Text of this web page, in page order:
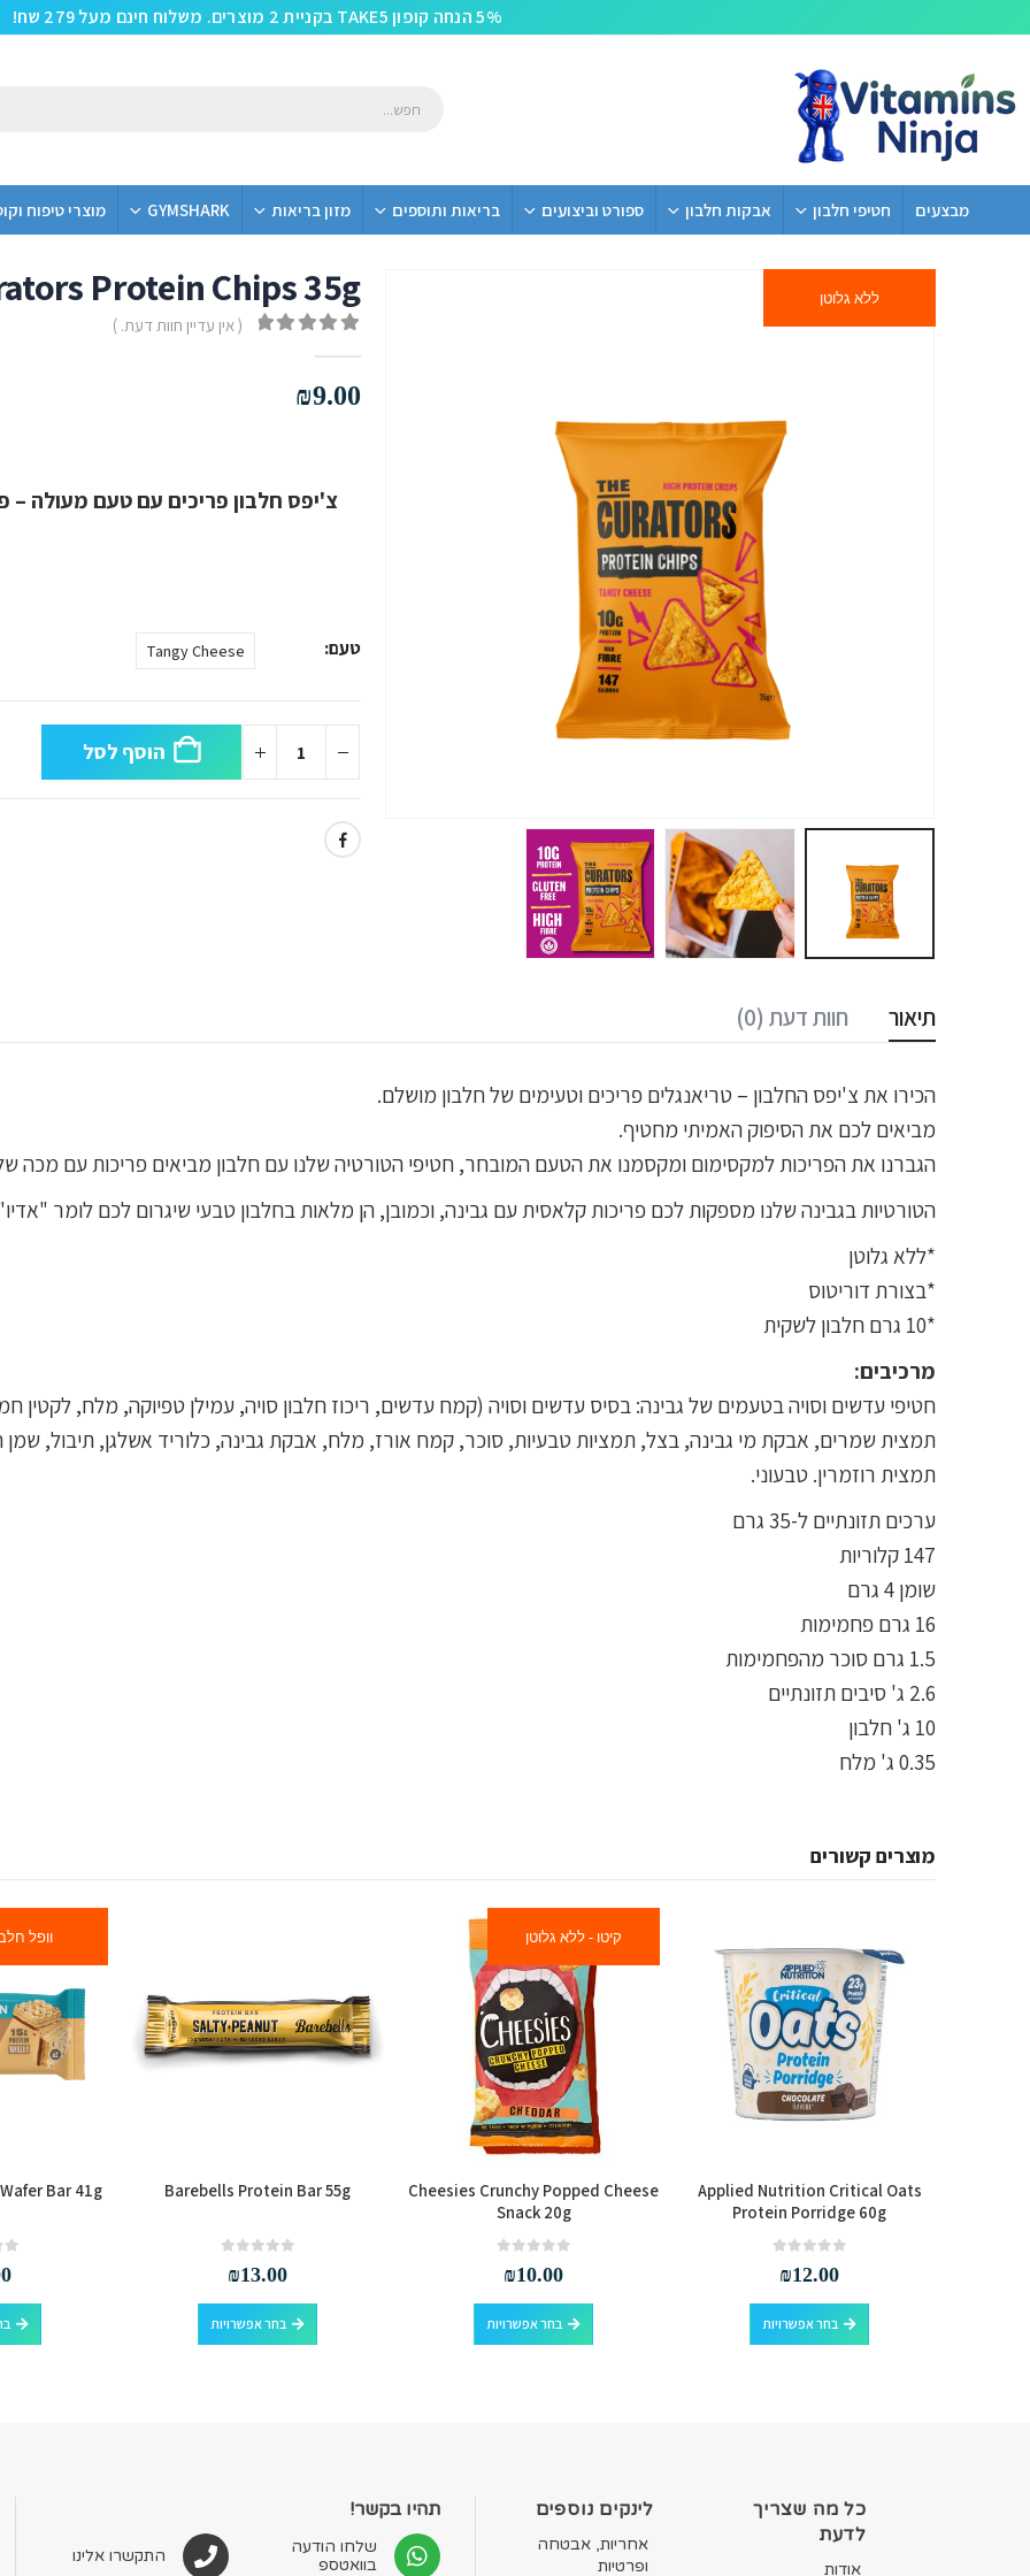
5% הנחה קופון TAKE5 בקניית 2 מוצרים. משלוח חינם מעל 279 שח!
מבצעים חטיפי חלבון אבקות חלבון ספורט וביצועים בריאות ותוספים מזון בריאות GYMSHARK מוצרי טיפוח
ללא גלוטן ללא גלוטן
Protein Chips 35g
( אין עדיין חוות דעת. )
₪9.00
צ'יפס חלבון פריכים עם טעם מעולה –
טעם Tangy Cheese
הוסף לסל
תיאור חוות דעת (0)
הכירו את צ'יפס החלבון – טריאנגלים פריכים וטעימים של חלבון מושלם.
מביאים לכם את הסיפוק האמיתי מחטיף.
הגברנו את הפריכות למקסימום ומקסמנו את הטעם המובחר, חטיפי הטורטיה שלנו עם חלבון מביאים פריכות עם מכה
הטורטיות בגבינה שלנו מספקות לכם פריכות קלאסית עם גבינה, וכמובן, הן מלאות בחלבון טבעי שיגרום לכם לומר
*ללא גלוטן
*בצורת דוריטוס
*10 גרם חלבון לשקית
מרכיבים:
חטיפי עדשים וסויה בטעמים של גבינה: בסיס עדשים וסויה (קמח עדשים, ריכוז חלבון סויה, עמילן טפיוקה, מלח, לקטין
תמצית שמרים, אבקת מי גבינה, בצל, תמציות טבעיות, סוכר, קמח אורז, מלח, אבקת גבינה, כלוריד אשלגן, תיבול,
תמצית רוזמרין. טבעוני.
ערכים תזונתיים ל-35 גרם
147 קלוריות
שומן 4 גרם
16 גרם פחמימות
1.5 גרם סוכר מהפחמימות
2.6 ג' סיבים תזונתיים
10 ג' חלבון
0.35 ג' מלח
מוצרים קשורים
Applied Nutrition Critical Oats
Protein Porridge 60g
₪12.00
בחר אפשרויות
למוצר זה יש מספר סוגים. ניתן לבחור את האפשרויות בעמוד המוצר
קיטו - ללא גלוטן
Cheesies Crunchy Popped Cheese
Snack 20g
₪10.00
בחר אפשרויות
למוצר זה יש מספר סוגים. ניתן לבחור את האפשרויות בעמוד המוצר
Barebells Protein Bar 55g
₪13.00
בחר אפשרויות
למוצר זה יש מספר סוגים. ניתן לבחור את האפשרויות בעמוד המוצר
וופל
Bar 41g
כל מה שצריך
לדעת
אודות
לינקים נוספים
אחריות, אבטחה
ופרטיות
תהיו בקשר!
שלחו הודעה
בוואטספ
התקשרו אלינו